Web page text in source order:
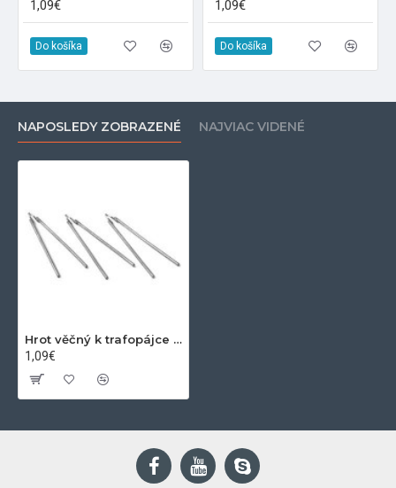
1,09€
Do košíka
1,09€
Do košíka
NAPOSLEDY ZOBRAZENÉ NAJVIAC VIDENÉ
Hrot věčný k trafopájce 1.6mm
1,09€